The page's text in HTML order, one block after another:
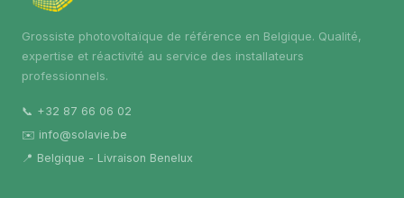
Grossiste photovoltaïque de référence en Belgique. Qualité,
expertise et réactivité au service des installateurs
professionnels.
📞 +32 87 66 06 02
✉️ info@solavie.be
📍 Belgique - Livraison Benelux